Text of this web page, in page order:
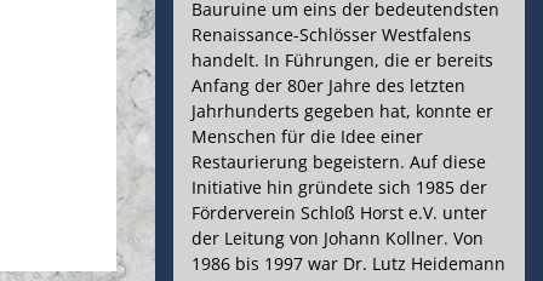
Bauruine um eins der bedeutendsten
Renaissance-Schlösser Westfalens
handelt. In Führungen, die er bereits
Anfang der 80er Jahre des letzten
Jahrhunderts gegeben hat, konnte er
Menschen für die Idee einer
Restaurierung begeistern. Auf diese
Initiative hin gründete sich 1985 der
Förderverein Schloß Horst e.V. unter
der Leitung von Johann Kollner. Von
1986 bis 1997 war Dr. Lutz Heidemann